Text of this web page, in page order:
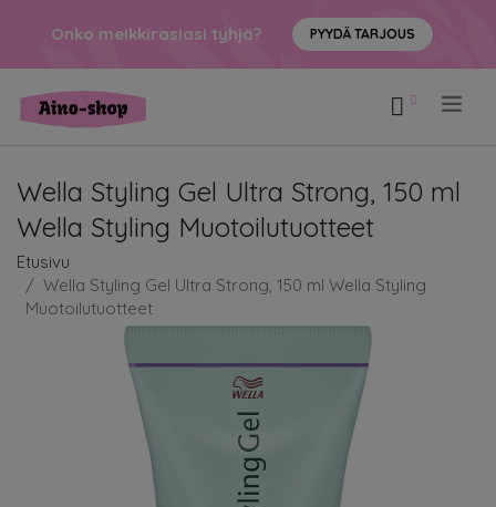
Onko meikkirasiasi tyhjä? PYYDÄ TARJOUS
Wella Styling Gel Ultra Strong, 150 ml
Wella Styling Muotoilutuotteet
Etusivu
Wella Styling Gel Ultra Strong, 150 ml Wella Styling
Muotoilutuotteet